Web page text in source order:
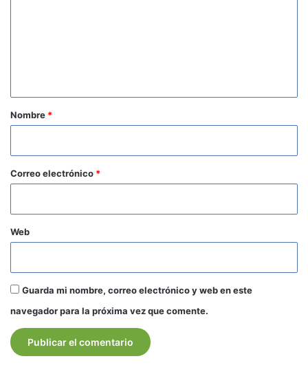
r
o
*
Nombre *
Correo electrónico *
Web
Guarda mi nombre, correo electrónico y web en este
navegador para la próxima vez que comente.